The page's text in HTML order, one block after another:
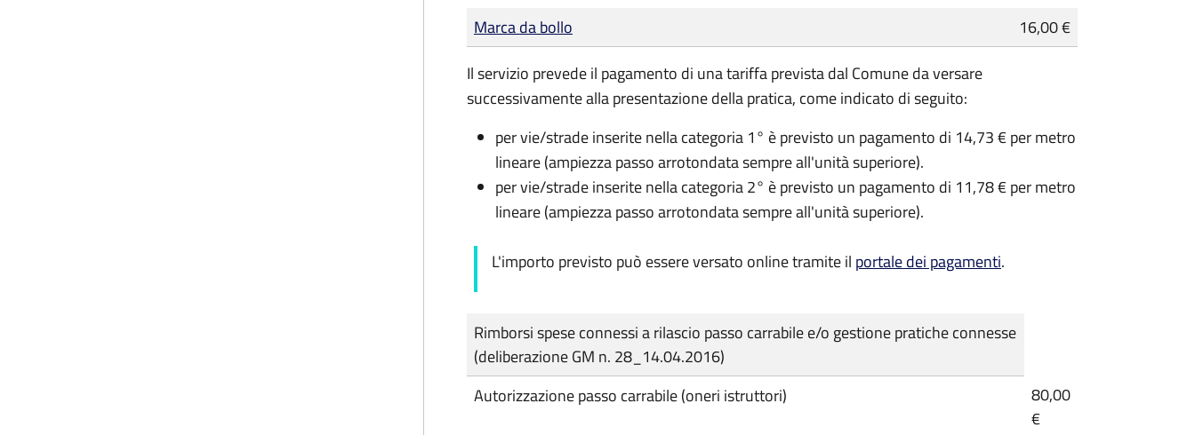
Tipo di pagamento
Importo
Marca da bollo
16,00 €
Il servizio prevede il pagamento di una tariffa prevista dal Comune da versare
successivamente alla presentazione della pratica, come indicato di seguito:
per vie/strade inserite nella categoria 1° è previsto un pagamento di 14,73 € per metro
lineare (ampiezza passo arrotondata sempre all'unità superiore).
per vie/strade inserite nella categoria 2° è previsto un pagamento di 11,78 € per metro
lineare (ampiezza passo arrotondata sempre all'unità superiore).
L'importo previsto può essere versato online tramite il portale dei pagamenti.
Rimborsi spese connessi a rilascio passo carrabile e/o gestione pratiche connesse
(deliberazione GM n. 28_14.04.2016)
Autorizzazione passo carrabile (oneri istruttori)
80,00
€